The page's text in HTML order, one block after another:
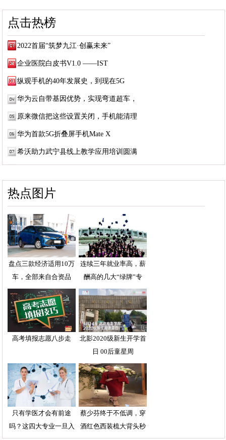
点击热榜
2022首届“筑梦九江·创赢未来”
企业医院白皮书V1.0 ——IST
纵观手机的40年发展史，到现在5G
华为云自带基因优势，实现弯道超车，
原来微信把这些设置关闭，手机能清理
华为首款5G折叠屏手机Mate X
希沃助力武宁县线上教学应用培训圆满
热点图片
盘点三款经济适用10万
车，全部来自合资品
连续三年就业率高，薪
酬高的几大“绿牌”专
高考填报志愿八步走
北影2020级新生开学首
日 00后童星周
只有学医才会有前途
吗？这四大专业一旦入
蔡少芬终于不低调，穿
酒红色西装梳大背头秒